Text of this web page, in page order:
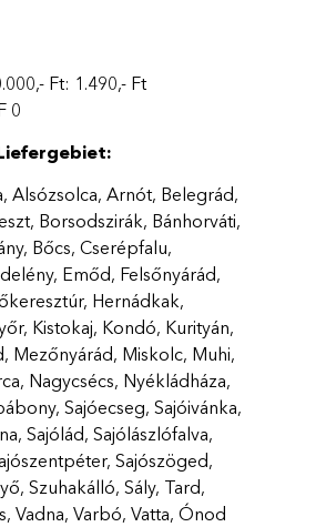
Ft: 1.490,- Ft
0
Alsózsolca, Arnót, Belegrád,
Borsodszirák, Bánhorváti,
Bőcs, Cserépfalu,
Emőd, Felsőnyárád,
Hernádkak,
Kistokaj, Kondó, Kurityán,
Mezőnyárád, Miskolc, Muhi,
Nagycsécs, Nyékládháza,
Sajóecseg, Sajóivánka,
Sajólád, Sajólászlófalva,
Sajószöged,
Szuhakálló, Sály, Tard,
Vadna, Varbó, Vatta, Ónod